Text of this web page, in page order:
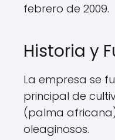
febrero de 2009.
Historia y
La empresa se
principal de
(palma
oleaginosos.